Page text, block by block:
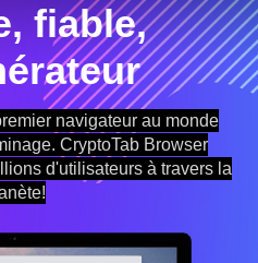
fiable,
navigateur au monde
CryptoTab Browser
d'utilisateurs à travers la